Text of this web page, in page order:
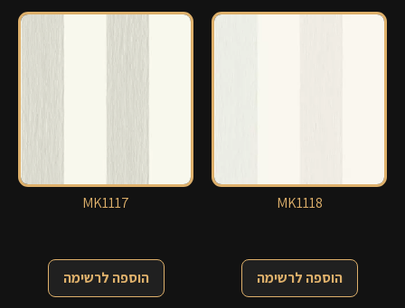
MK1118
הוספה לרשימה
MK1117
הוספה לרשימה